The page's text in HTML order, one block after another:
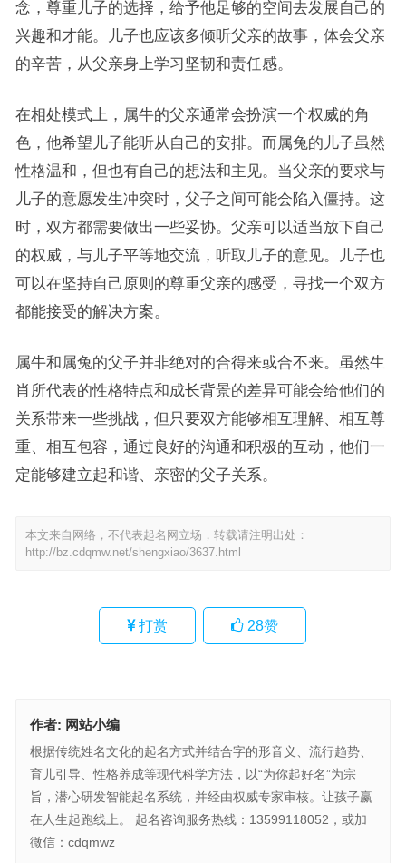
念，尊重儿子的选择，给予他足够的空间去发展自己的
兴趣和才能。儿子也应该多倾听父亲的故事，体会父亲
的辛苦，从父亲身上学习坚韧和责任感。
在相处模式上，属牛的父亲通常会扮演一个权威的角
色，他希望儿子能听从自己的安排。而属兔的儿子虽然
性格温和，但也有自己的想法和主见。当父亲的要求与
儿子的意愿发生冲突时，父子之间可能会陷入僵持。这
时，双方都需要做出一些妥协。父亲可以适当放下自己
的权威，与儿子平等地交流，听取儿子的意见。儿子也
可以在坚持自己原则的尊重父亲的感受，寻找一个双方
都能接受的解决方案。
属牛和属兔的父子并非绝对的合得来或合不来。虽然生
肖所代表的性格特点和成长背景的差异可能会给他们的
关系带来一些挑战，但只要双方能够相互理解、相互尊
重、相互包容，通过良好的沟通和积极的互动，他们一
定能够建立起和谐、亲密的父子关系。
本文来自网络，不代表起名网立场，转载请注明出处：
http://bz.cdqmw.net/shengxiao/3637.html
打赏 28赞
作者: 网站小编
根据传统姓名文化的起名方式并结合字的形音义、流行趋势、
育儿引导、性格养成等现代科学方法，以“为你起好名”为宗
旨，潜心研发智能起名系统，并经由权威专家审核。让孩子赢
在人生起跑线上。 起名咨询服务热线：13599118052，或加
微信：cdqmwz